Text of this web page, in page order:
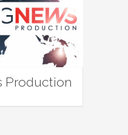
Production